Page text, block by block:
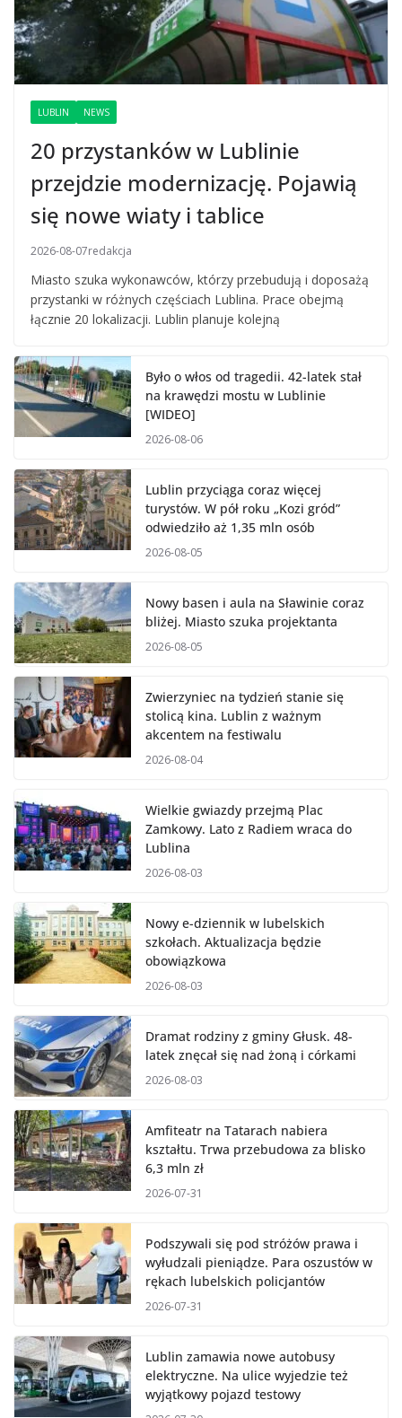
LUBLIN NEWS
20 przystanków w Lublinie
przejdzie modernizację. Pojawią
się nowe wiaty i tablice
2026-08-07redakcja
Miasto szuka wykonawców, którzy przebudują i doposażą
przystanki w różnych częściach Lublina. Prace obejmą
łącznie 20 lokalizacji. Lublin planuje kolejną
Było o włos od tragedii. 42-latek stał
na krawędzi mostu w Lublinie
[WIDEO]
2026-08-06
Lublin przyciąga coraz więcej
turystów. W pół roku „Kozi gród”
odwiedziło aż 1,35 mln osób
2026-08-05
Nowy basen i aula na Sławinie coraz
bliżej. Miasto szuka projektanta
2026-08-05
Zwierzyniec na tydzień stanie się
stolicą kina. Lublin z ważnym
akcentem na festiwalu
2026-08-04
Wielkie gwiazdy przejmą Plac
Zamkowy. Lato z Radiem wraca do
Lublina
2026-08-03
Nowy e-dziennik w lubelskich
szkołach. Aktualizacja będzie
obowiązkowa
2026-08-03
Dramat rodziny z gminy Głusk. 48-
latek znęcał się nad żoną i córkami
2026-08-03
Amfiteatr na Tatarach nabiera
kształtu. Trwa przebudowa za blisko
6,3 mln zł
2026-07-31
Podszywali się pod stróżów prawa i
wyłudzali pieniądze. Para oszustów w
rękach lubelskich policjantów
2026-07-31
Lublin zamawia nowe autobusy
elektryczne. Na ulice wyjedzie też
wyjątkowy pojazd testowy